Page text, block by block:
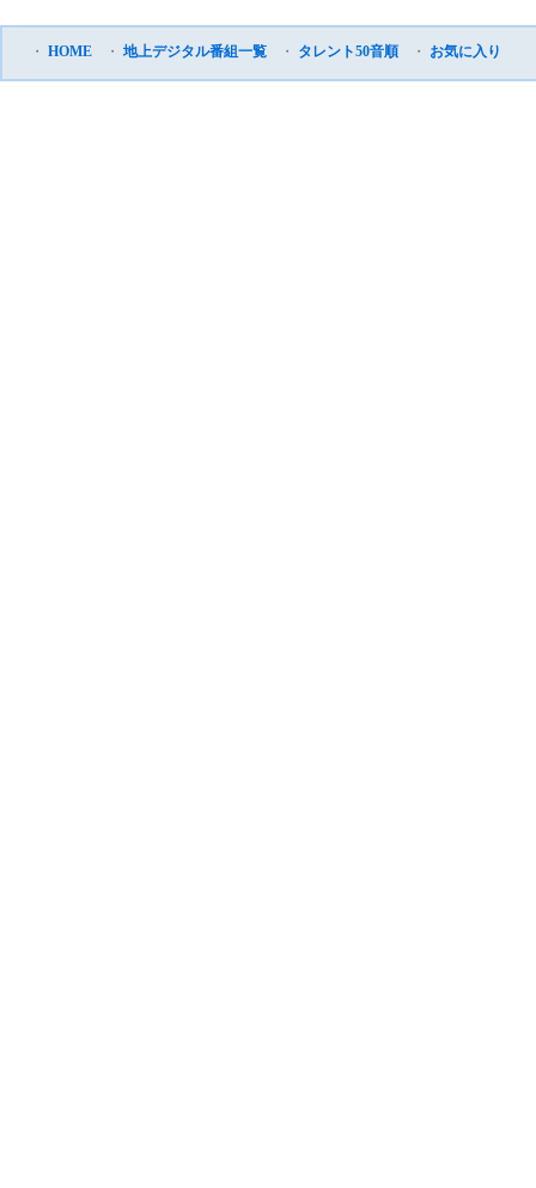
・ HOME ・ 地上デジタル番組一覧 ・ タレント50音順 ・ お気に入り